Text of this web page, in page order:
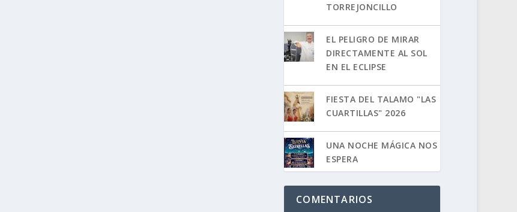
TORREJONCILLO
EL PELIGRO DE MIRAR
DIRECTAMENTE AL SOL
EN EL ECLIPSE
FIESTA DEL TALAMO "LAS
CUARTILLAS" 2026
UNA NOCHE MÁGICA NOS
ESPERA
COMENTARIOS